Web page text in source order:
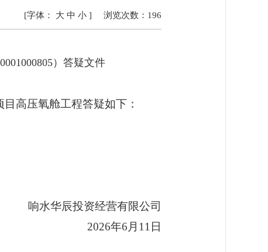
浏览次数： 196
[字体： 大 中 小 ]
）答疑文件
高压氧舱工程答疑如下：
响水华辰投资经营有限公司
2026年6月11日